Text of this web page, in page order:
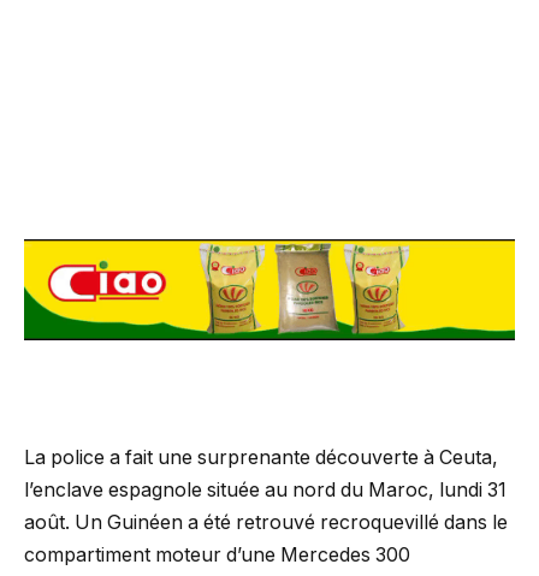
La police a fait une surprenante découverte à Ceuta,
l’enclave espagnole située au nord du Maroc, lundi 31
août. Un Guinéen a été retrouvé recroquevillé dans le
compartiment moteur d’une Mercedes 300